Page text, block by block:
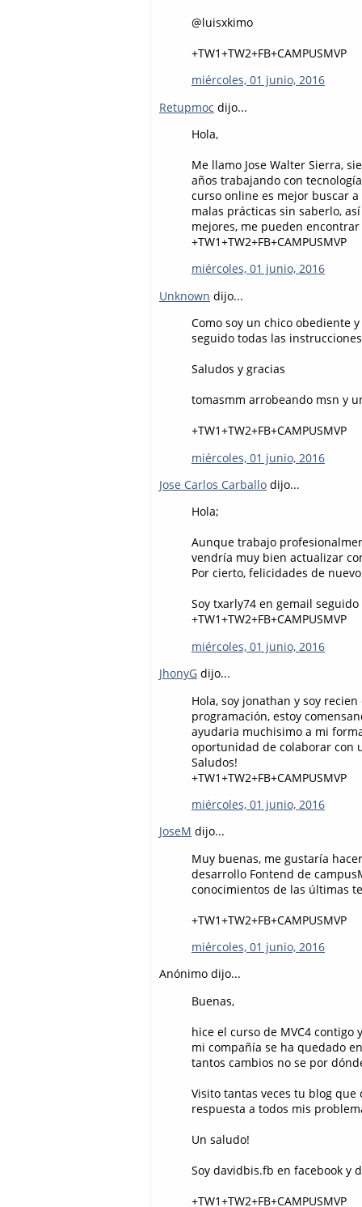
@luisxkimo
+TW1+TW2+FB+CAMPUSMVP
miércoles, 01 junio, 2016
Retupmoc dijo...
Hola,
Me llamo Jose Walter Sierra,
años trabajando con
curso online es mejor buscar
malas prácticas sin saberlo,
mejores, me pueden
+TW1+TW2+FB+CAMPUSMVP
miércoles, 01 junio, 2016
Unknown dijo...
Como soy un chico obediente
seguido todas las
Saludos y gracias
tomasmm arrobeando msn y
+TW1+TW2+FB+CAMPUSMVP
miércoles, 01 junio, 2016
Jose Carlos Carballo dijo...
Hola;
Aunque trabajo
vendría muy bien actualizar
Por cierto, felicidades de
Soy txarly74 en gemail
+TW1+TW2+FB+CAMPUSMVP
miércoles, 01 junio, 2016
JhonyG dijo...
Hola, soy jonathan y soy
programación, estoy
ayudaria muchisimo a mi
oportunidad de colaborar con
Saludos!
+TW1+TW2+FB+CAMPUSMVP
miércoles, 01 junio, 2016
JoseM dijo...
Muy buenas, me gustaría
desarrollo Fontend de
conocimientos de las últimas
+TW1+TW2+FB+CAMPUSMVP
miércoles, 01 junio, 2016
Anónimo dijo...
Buenas,
hice el curso de MVC4 contigo
mi compañía se ha quedado
tantos cambios no se por
Visito tantas veces tu blog
respuesta a todos mis
Un saludo!
Soy davidbis.fb en facebook y
+TW1+TW2+FB+CAMPUSMVP